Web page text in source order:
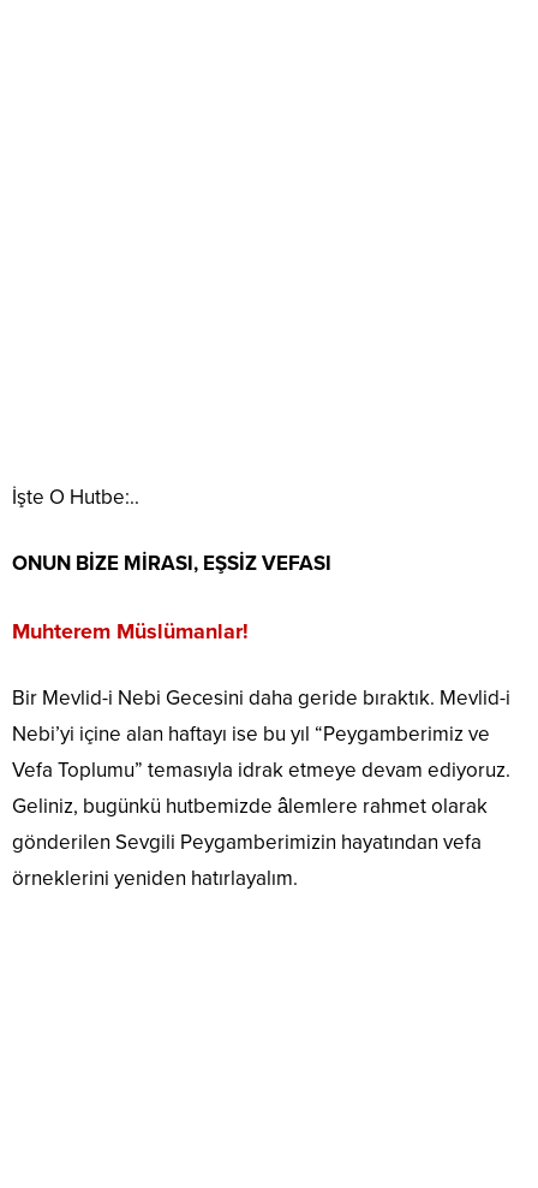
İşte O Hutbe:..
ONUN BİZE MİRASI, EŞSİZ VEFASI
Muhterem Müslümanlar!
Bir Mevlid-i Nebi Gecesini daha geride bıraktık. Mevlid-i
Nebi’yi içine alan haftayı ise bu yıl “Peygamberimiz ve
Vefa Toplumu” temasıyla idrak etmeye devam ediyoruz.
Geliniz, bugünkü hutbemizde âlemlere rahmet olarak
gönderilen Sevgili Peygamberimizin hayatından vefa
örneklerini yeniden hatırlayalım.